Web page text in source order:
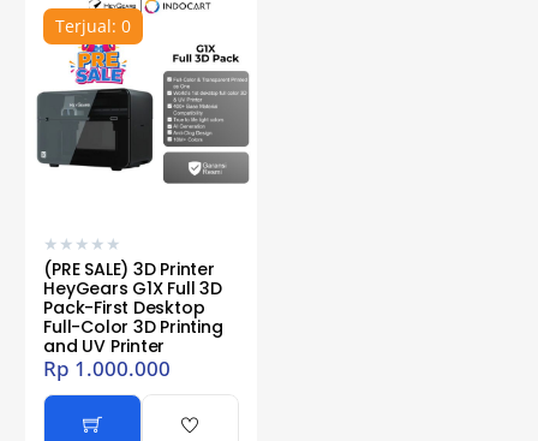
Terjual: 0
★ ★ ★ ★ ★
(PRE SALE) 3D Printer
HeyGears G1X Full 3D
Pack-First Desktop
Full-Color 3D Printing
and UV Printer
Rp 1.000.000